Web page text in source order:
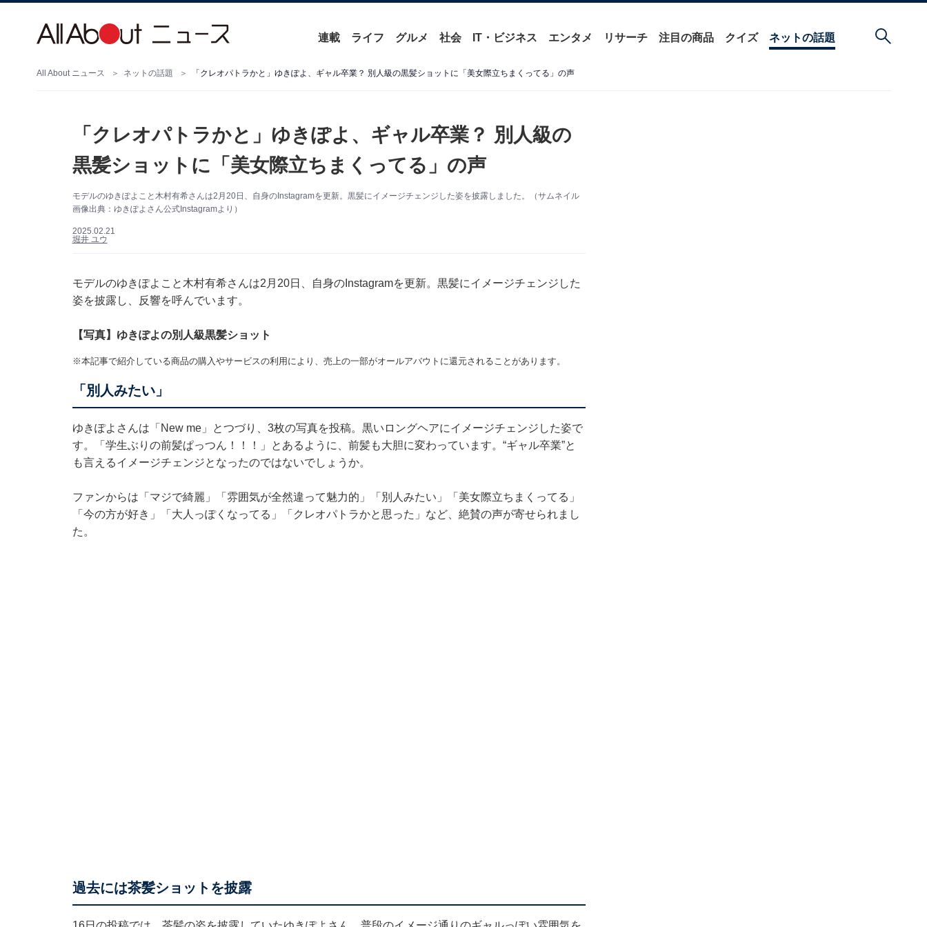
連載 ライフ グルメ 社会 IT・ビジネス エンタメ リサーチ 注目の商品 クイズ ネットの話題
All About ニュース ネットの話題 「クレオパトラかと」ゆきぽよ、ギャル卒業？ 別人級の黒髪ショットに「美女際立ちまくってる」の声
「クレオパトラかと」ゆきぽよ、ギャル卒業？ 別人級の
黒髪ショットに「美女際立ちまくってる」の声
モデルのゆきぽよこと木村有希さんは2月20日、自身のInstagramを更新。黒髪にイメージチェンジした姿を披露しました。（サムネイル
画像出典：ゆきぽよさん公式Instagramより）
2025.02.21
堀井 ユウ
モデルのゆきぽよこと木村有希さんは2月20日、自身のInstagramを更新。黒髪にイメージチェンジした
姿を披露し、反響を呼んでいます。
【写真】ゆきぽよの別人級黒髪ショット
※本記事で紹介している商品の購入やサービスの利用により、売上の一部がオールアバウトに還元されることがあります。
「別人みたい」
ゆきぽよさんは「New me」とつづり、3枚の写真を投稿。黒いロングヘアにイメージチェンジした姿で
す。「学生ぶりの前髪ぱっつん！！！」とあるように、前髪も大胆に変わっています。“ギャル卒業”と
も言えるイメージチェンジとなったのではないでしょうか。
ファンからは「マジで綺麗」「雰囲気が全然違って魅力的」「別人みたい」「美女際立ちまくってる」
「今の方が好き」「大人っぽくなってる」「クレオパトラかと思った」など、絶賛の声が寄せられまし
た。
過去には茶髪ショットを披露